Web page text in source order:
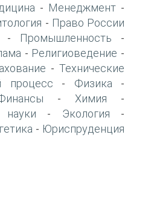
- Менеджмент -
- Право России
- Промышленность -
- Религиоведение -
- Технические
процесс - Физика -
- Химия -
науки - Экология -
- Юриспруденция